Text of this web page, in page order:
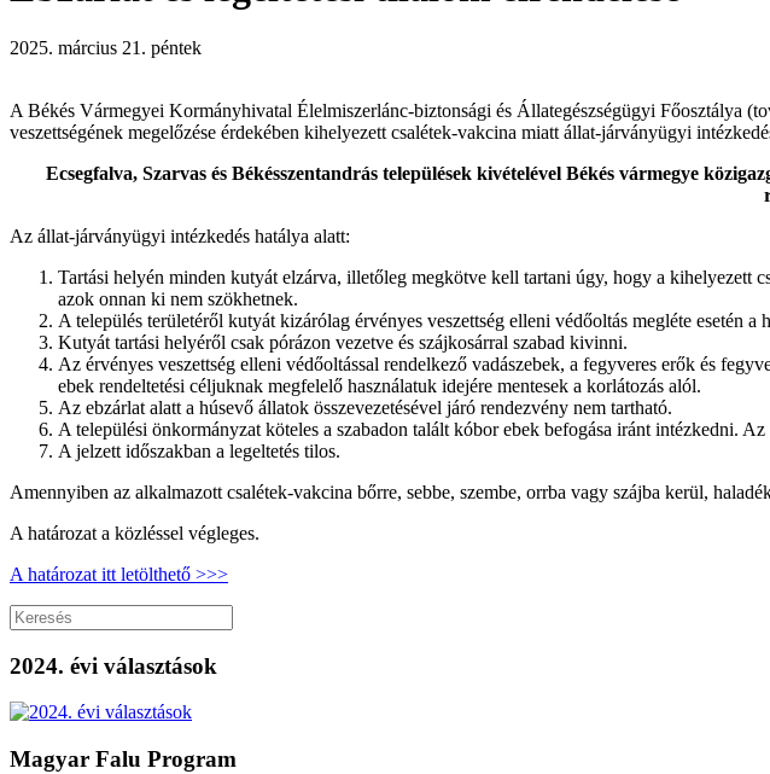
2025. március 21. péntek
A Békés Vármegyei Kormányhivatal Élelmiszerlánc-biztonsági és Állategészségügyi Főosztálya
veszettségének megelőzése érdekében kihelyezett csalétek-vakcina miatt állat-járványügyi
Ecsegfalva, Szarvas és Békésszentandrás települések kivételével Békés vármegye
Az állat-járványügyi intézkedés hatálya alatt:
Tartási helyén minden kutyát elzárva, illetőleg megkötve kell tartani úgy, hogy a kihelyezett
azok onnan ki nem szökhetnek.
A település területéről kutyát kizárólag érvényes veszettség elleni védőoltás megléte esetén
Kutyát tartási helyéről csak pórázon vezetve és szájkosárral szabad kivinni.
Az érvényes veszettség elleni védőoltással rendelkező vadászebek, a fegyveres erők és
ebek rendeltetési céljuknak megfelelő használatuk idejére mentesek a korlátozás alól.
Az ebzárlat alatt a húsevő állatok összevezetésével járó rendezvény nem tartható.
A települési önkormányzat köteles a szabadon talált kóbor ebek befogása iránt intézkedni.
A jelzett időszakban a legeltetés tilos.
Amennyiben az alkalmazott csalétek-vakcina bőrre, sebbe, szembe, orrba vagy szájba kerül,
A határozat a közléssel végleges.
A határozat itt letölthető >>>
2024. évi választások
Magyar Falu Program